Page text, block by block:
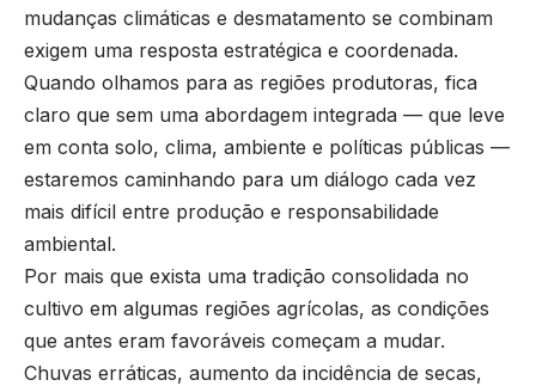
mudanças climáticas e desmatamento se combinam
exigem uma resposta estratégica e coordenada.
Quando olhamos para as regiões produtoras, fica
claro que sem uma abordagem integrada — que leve
em conta solo, clima, ambiente e políticas públicas —
estaremos caminhando para um diálogo cada vez
mais difícil entre produção e responsabilidade
ambiental.
Por mais que exista uma tradição consolidada no
cultivo em algumas regiões agrícolas, as condições
que antes eram favoráveis começam a mudar.
Chuvas erráticas, aumento da incidência de secas,